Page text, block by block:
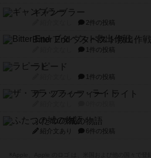
ギャンブラー
2件の投稿
Bitter End ブタペスト救出作戦
1件の投稿
ラピード
1件の投稿
ザ・フラッフィー・ライト
ふたつの城の物語
紹介文あり 6件の投稿